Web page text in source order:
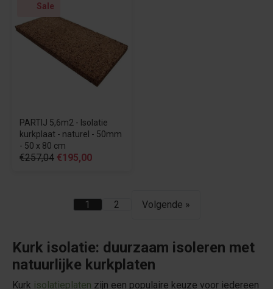
Sale
PARTIJ 5,6m2 - Isolatie
kurkplaat - naturel - 50mm
- 50 x 80 cm
€257,04 €195,00
1 2 Volgende »
Kurk isolatie: duurzaam isoleren met
natuurlijke kurkplaten
Kurk isolatieplaten zijn een populaire keuze voor iedereen